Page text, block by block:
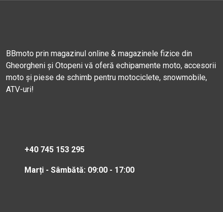
BBmoto prin magazinul online & magazinele fizice din
Gheorgheni și Otopeni vă oferă echipamente moto, accesorii
moto și piese de schimb pentru motociclete, snowmobile,
ATV-uri!
+40 745 153 295
Marți - Sâmbătă: 09:00 - 17:00